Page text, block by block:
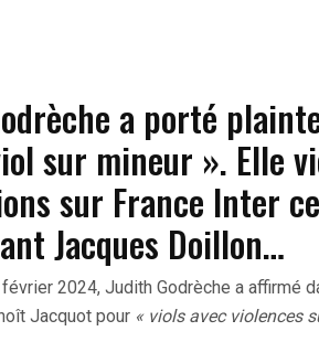
a porté
sur mineur ». Elle
sur France Inter
Jacques Doillon…
2024, Judith Godrèche a affirmé
Jacquot pour « viols avec violences